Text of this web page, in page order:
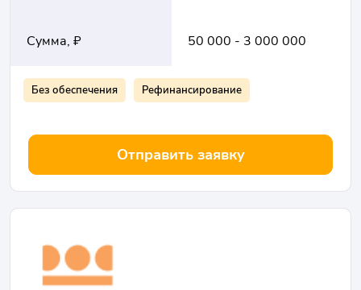
Сумма, ₽ 50 000 - 3 000 000
Без обеспечения Рефинансирование
Отправить заявку